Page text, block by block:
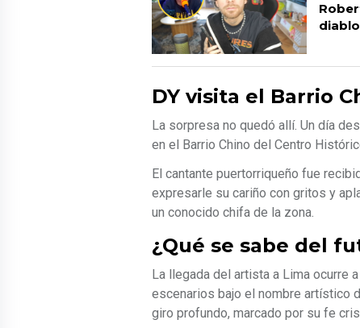
DY visita el Barrio
La sorpresa no quedó allí. Un día
en el Barrio Chino del Centro
El cantante puertorriqueño fue
expresarle su cariño con gritos y
un conocido chifa de la zona.
¿Qué se sabe del
La llegada del artista a Lima ocurre
escenarios bajo el nombre artístico
giro profundo, marcado por su fe